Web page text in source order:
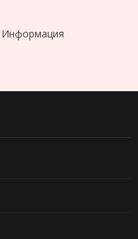
Информация